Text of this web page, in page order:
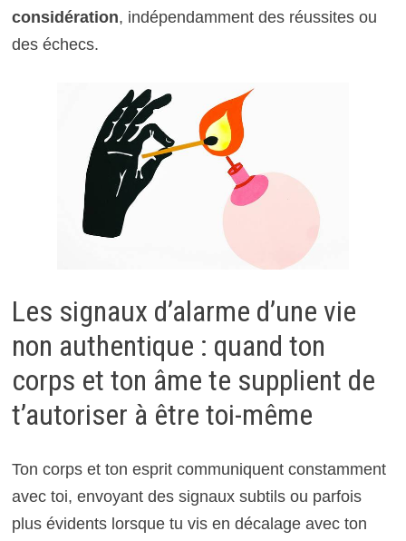
considération, indépendamment des réussites ou
des échecs.
Les signaux d’alarme d’une vie
non authentique : quand ton
corps et ton âme te supplient de
t’autoriser à être toi-même
Ton corps et ton esprit communiquent constamment
avec toi, envoyant des signaux subtils ou parfois
plus évidents lorsque tu vis en décalage avec ton